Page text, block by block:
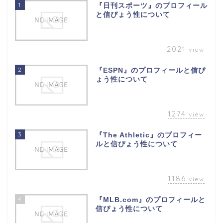
1
『日刊スポーツ』のプロフィール
と信ぴょう性について
2021 view
2
『ESPN』のプロフィールと信ぴ
ょう性について
1274 view
3
『The Athletic』のプロフィー
ルと信ぴょう性について
1186 view
4
『MLB.com』のプロフィールと
信ぴょう性について